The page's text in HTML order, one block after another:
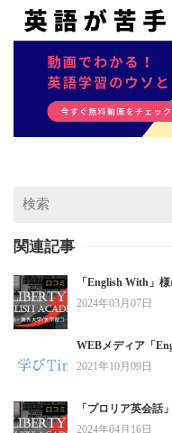
関連記事
「English With」
2024年03月07日
WEBメディア「
2021年10月09日
「プロリア英会
2024年04月16日